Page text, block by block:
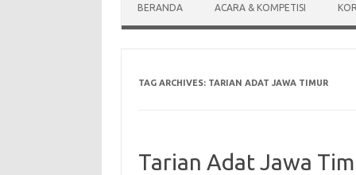
BERANDA ACARA & KOMPETISI
TAG ARCHIVES: TARIAN ADAT JAWA TIMUR
Tarian Adat Jawa